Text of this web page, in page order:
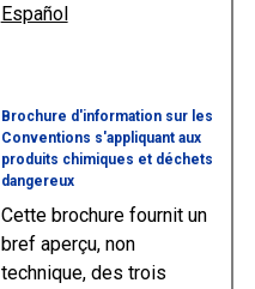
Español
Brochure d'information sur les
Conventions s'appliquant aux
produits chimiques et déchets
dangereux
Cette brochure fournit un
bref aperçu, non
technique, des trois